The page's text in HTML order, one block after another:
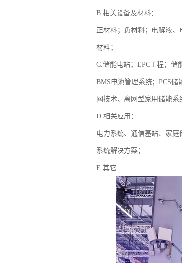
B.相关设备及材料：
正材料；负材料；电解液
材料；
C.储能电站；EPC工程；储
BMS电池管理系统；PCS
网技术、离网型家用储能系
D.相关应用：
电力系统、通信基站、家
系统解决方案；
E.其它